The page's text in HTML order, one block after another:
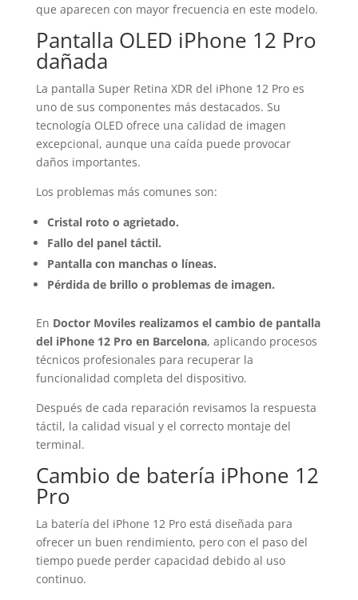
que aparecen con mayor frecuencia en este modelo.
Pantalla OLED iPhone 12 Pro
dañada
La pantalla Super Retina XDR del iPhone 12 Pro es
uno de sus componentes más destacados. Su
tecnología OLED ofrece una calidad de imagen
excepcional, aunque una caída puede provocar
daños importantes.
Los problemas más comunes son:
Cristal roto o agrietado.
Fallo del panel táctil.
Pantalla con manchas o líneas.
Pérdida de brillo o problemas de imagen.
En Doctor Moviles realizamos el cambio de pantalla
del iPhone 12 Pro en Barcelona, aplicando procesos
técnicos profesionales para recuperar la
funcionalidad completa del dispositivo.
Después de cada reparación revisamos la respuesta
táctil, la calidad visual y el correcto montaje del
terminal.
Cambio de batería iPhone 12
Pro
La batería del iPhone 12 Pro está diseñada para
ofrecer un buen rendimiento, pero con el paso del
tiempo puede perder capacidad debido al uso
continuo.